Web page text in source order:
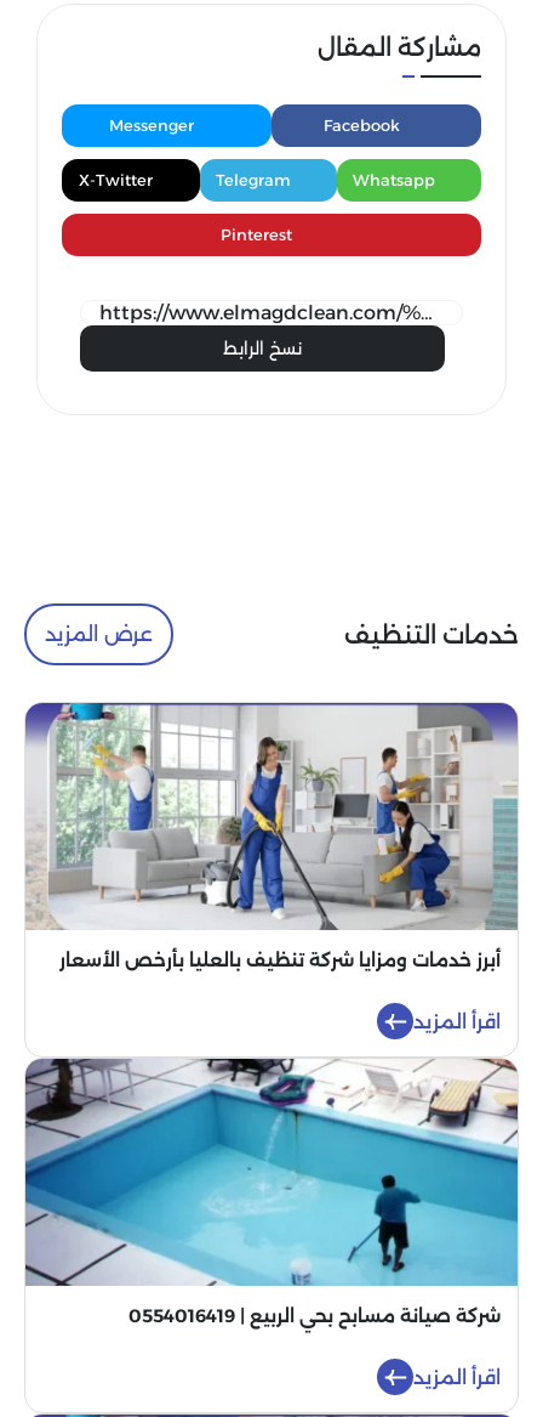
مشاركة المقال
Facebook
Messenger
Whatsapp
Telegram
X-Twitter
Pinterest
نسخ الرابط
خدمات التنظيف عرض المزيد
أبرز خدمات ومزايا شركة تنظيف بالعليا بأرخص الأسعار
اقرأ المزيد
شركة صيانة مسابح بحي الربيع | 0554016419
اقرأ المزيد